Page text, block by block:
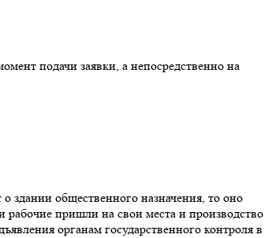
подачи заявки, а непосредственно на
здании общественного назначения, то оно
рабочие пришли на свои места и производство
органам государственного контроля в